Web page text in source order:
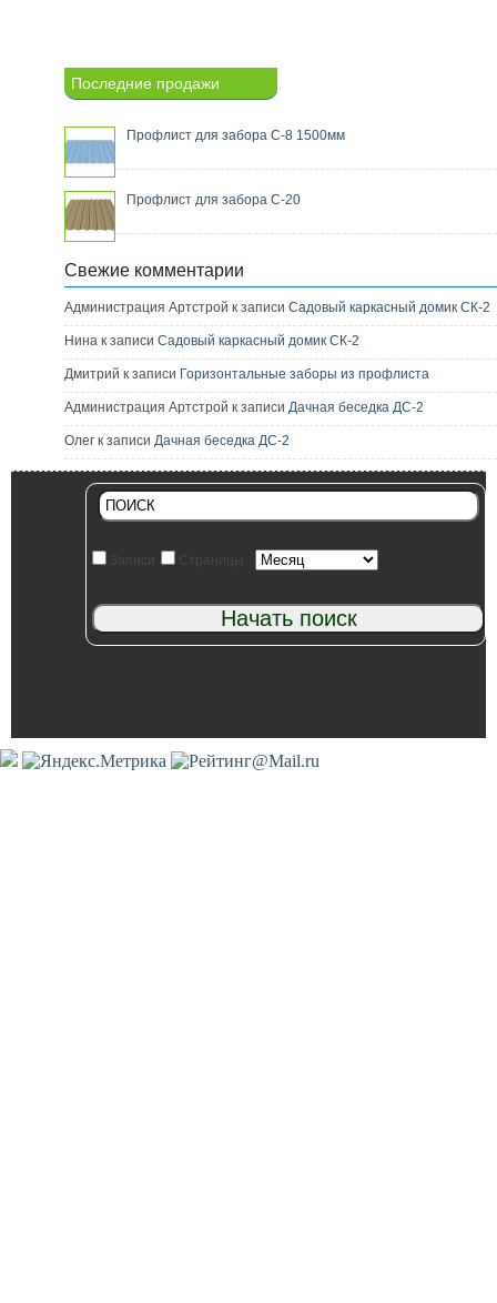
Последние продажи
Профлист для забора С-8 1500мм
Профлист для забора С-20
Свежие комментарии
Администрация Артстрой к записи Садовый каркасный домик СК-2
Нина к записи Садовый каркасный домик СК-2
Дмитрий к записи Горизонтальные заборы из профлиста
Администрация Артстрой к записи Дачная беседка ДС-2
Олег к записи Дачная беседка ДС-2
Записи Страницы